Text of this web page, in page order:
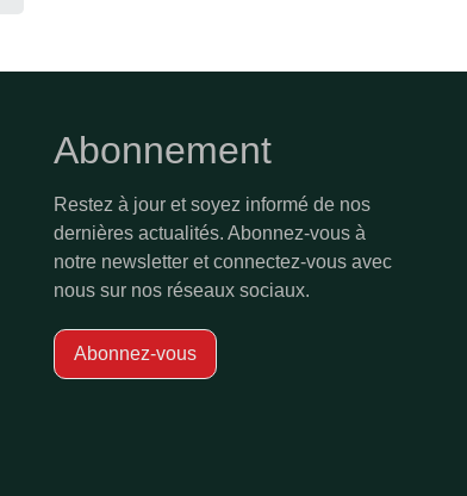
Abonnement
Restez à jour et soyez informé de nos
dernières actualités. Abonnez-vous à
notre newsletter et connectez-vous avec
nous sur nos réseaux sociaux.
Abonnez-vous